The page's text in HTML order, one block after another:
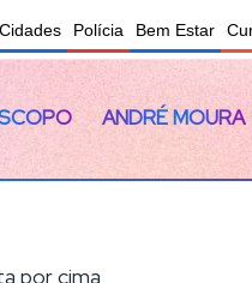
Cidades Polícia Bem Estar
ANDRÉ MOURA
por cima